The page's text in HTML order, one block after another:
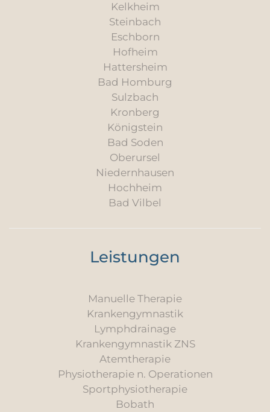
Kelkheim
Steinbach
Eschborn
Hofheim
Hattersheim
Bad Homburg
Sulzbach
Kronberg
Königstein
Bad Soden
Oberursel
Niedernhausen
Hochheim
Bad Vilbel
Leistungen
Manuelle Therapie
Krankengymnastik
Lymphdrainage
Krankengymnastik ZNS
Atemtherapie
Physiotherapie n. Operationen
Sportphysiotherapie
Bobath